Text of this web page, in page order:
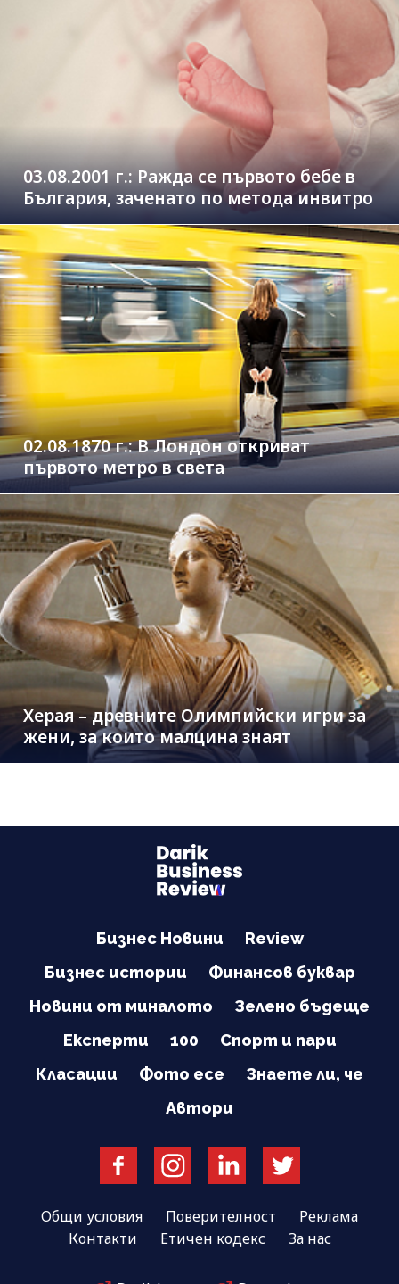
03.08.2001 г.: Ражда се първото бебе в
България, заченато по метода инвитро
02.08.1870 г.: В Лондон откриват
първото метро в света
Херая – древните Олимпийски игри за
жени, за които малцина знаят
Бизнес Новини
Review
Бизнес истории
Финансов буквар
Новини от миналото
Зелено бъдеще
Експерти
100
Спорт и пари
Класации
Фото есе
Знаете ли, че
Автори
Общи условия Поверителност
Реклама
Контакти
Етичен кодекс За нас